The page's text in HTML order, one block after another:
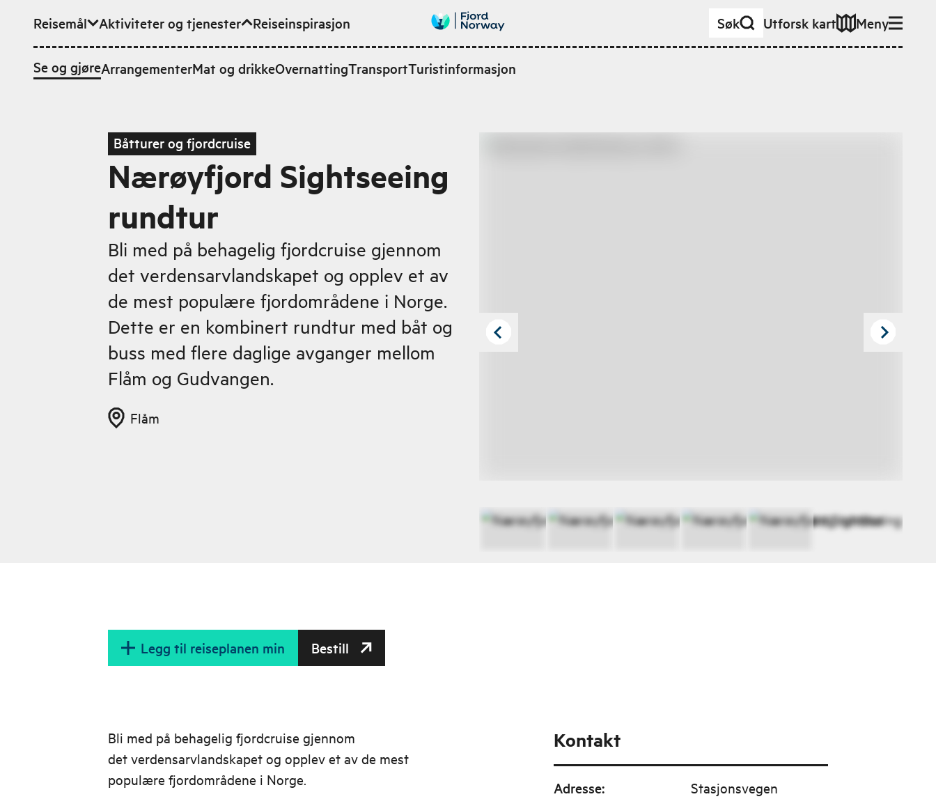
Hopp til hovedinnhold
Reisemål Aktiviteter og tjenester
Se og gjøreArrangementerMat og drikkeOvernattingTransportTuristinformasjon
Reiseinspirasjon Søk Utforsk kart Meny
Båtturer og fjordcruise
Nærøyfjord Sightseeing
rundtur
Bli med på behagelig fjordcruise gjennom
det verdensarvlandskapet og opplev et av
de mest populære fjordområdene i Norge.
Dette er en kombinert rundtur med båt og
buss med flere daglige avganger mellom
Flåm og Gudvangen.
Flåm
Legg til reiseplanen min Bestill
Bli med på behagelig fjordcruise gjennom
det verdensarvlandskapet og opplev et av de mest
populære fjordområdene i Norge.
Kontakt
Adresse:
Stasjonsvegen